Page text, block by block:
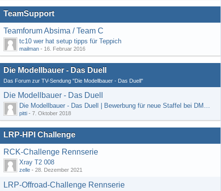
TeamSupport
Teamforum Absima / Team C
tc10 wer hat setup tipps für Teppich
mailman - 16. Februar 2016
Die Modellbauer - Das Duell
Das Forum zur TV-Sendung "Die Modellbauer - Das Duell"
Die Modellbauer - Das Duell
Die Modellbauer - Das Duell | Bewerbung für neue Staffel bei DMAX *Werbung*
pitti - 7. Oktober 2018
LRP-HPI Challenge
RCK-Challenge Rennserie
Xray T2 008
zelle - 28. Dezember 2021
LRP-Offroad-Challenge Rennserie